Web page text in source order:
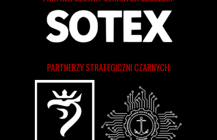
PARTNERZY STRATEGICZNI CZARNYCH: